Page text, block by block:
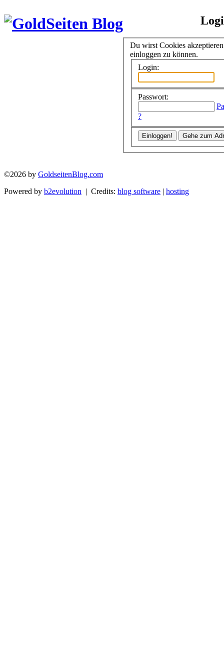
Du wirst Cookies
einloggen zu können.
Login:
Passwort:
?
©2026 by GoldseitenBlog.com
Powered by b2evolution | Credits: blog software | hosting